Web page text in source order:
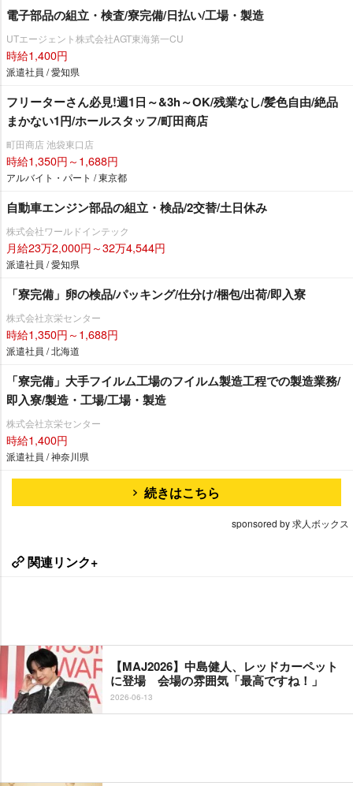
電子部品の組立・検査/寮完備/日払い/工場・製造
UTエージェント株式会社AGT東海第一CU
時給1,400円
派遣社員 / 愛知県
フリーターさん必見!週1日～&3h～OK/残業なし/髪色自由/絶品
まかない1円/ホールスタッフ/町田商店
町田商店 池袋東口店
時給1,350円～1,688円
アルバイト・パート / 東京都
自動車エンジン部品の組立・検品/2交替/土日休み
株式会社ワールドインテック
月給23万2,000円～32万4,544円
派遣社員 / 愛知県
「寮完備」卵の検品/パッキング/仕分け/梱包/出荷/即入寮
株式会社京栄センター
時給1,350円～1,688円
派遣社員 / 北海道
「寮完備」大手フイルム工場のフイルム製造工程での製造業務/
即入寮/製造・工場/工場・製造
株式会社京栄センター
時給1,400円
派遣社員 / 神奈川県
続きはこちら
sponsored by 求人ボックス
関連リンク+
【MAJ2026】中島健人、レッドカーペット
に登場 会場の雰囲気「最高ですね！」
2026-06-13